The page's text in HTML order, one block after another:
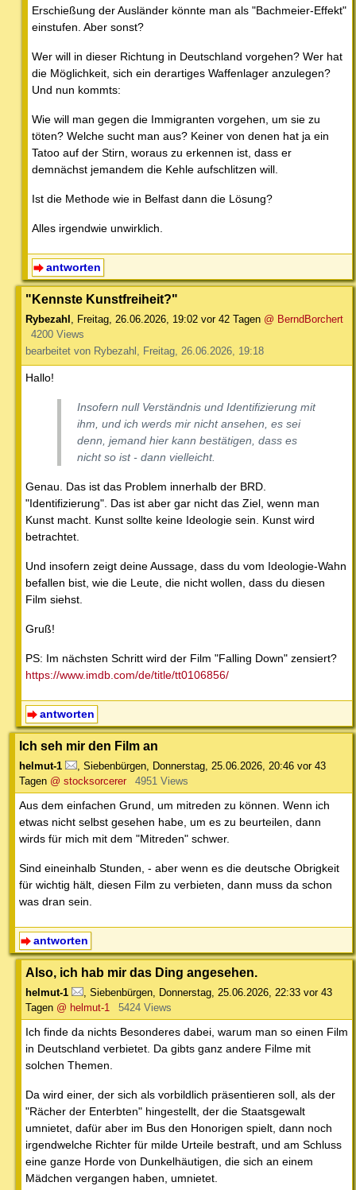
Erschießung der Ausländer könnte man als "Bachmeier-Effekt"
einstufen. Aber sonst?
Wer will in dieser Richtung in Deutschland vorgehen? Wer hat
die Möglichkeit, sich ein derartiges Waffenlager anzulegen?
Und nun kommts:
Wie will man gegen die Immigranten vorgehen, um sie zu
töten? Welche sucht man aus? Keiner von denen hat ja ein
Tatoo auf der Stirn, woraus zu erkennen ist, dass er
demnächst jemandem die Kehle aufschlitzen will.
Ist die Methode wie in Belfast dann die Lösung?
Alles irgendwie unwirklich.
antworten
"Kennste Kunstfreiheit?"
Rybezahl , Freitag, 26.06.2026, 19:02 vor 42 Tagen @ BerndBorchert
4200 Views
bearbeitet von Rybezahl, Freitag, 26.06.2026, 19:18
Hallo!
Insofern null Verständnis und Identifizierung mit
ihm, und ich werds mir nicht ansehen, es sei
denn, jemand hier kann bestätigen, dass es
nicht so ist - dann vielleicht.
Genau. Das ist das Problem innerhalb der BRD.
"Identifizierung". Das ist aber gar nicht das Ziel, wenn man
Kunst macht. Kunst sollte keine Ideologie sein. Kunst wird
betrachtet.
Und insofern zeigt deine Aussage, dass du vom Ideologie-Wahn
befallen bist, wie die Leute, die nicht wollen, dass du diesen
Film siehst.
Gruß!
PS: Im nächsten Schritt wird der Film "Falling Down" zensiert?
https://www.imdb.com/de/title/tt0106856/
antworten
Ich seh mir den Film an
helmut-1 Siebenbürgen Donnerstag, 25.06.2026, 20:46 vor 43
Tagen @ stocksorcerer 4951 Views
Aus dem einfachen Grund, um mitreden zu können. Wenn ich
etwas nicht selbst gesehen habe, um es zu beurteilen, dann
wirds für mich mit dem "Mitreden" schwer.
Sind eineinhalb Stunden, - aber wenn es die deutsche Obrigkeit
für wichtig hält, diesen Film zu verbieten, dann muss da schon
was dran sein.
antworten
Also, ich hab mir das Ding angesehen.
helmut-1 Siebenbürgen Donnerstag, 25.06.2026, 22:33 vor 43
Tagen @ helmut-1 5424 Views
Ich finde da nichts Besonderes dabei, warum man so einen Film
in Deutschland verbietet. Da gibts ganz andere Filme mit
solchen Themen.
Da wird einer, der sich als vorbildlich präsentieren soll, als der
"Rächer der Enterbten" hingestellt, der die Staatsgewalt
umnietet, dafür aber im Bus den Honorigen spielt, dann noch
irgendwelche Richter für milde Urteile bestraft, und am Schluss
eine ganze Horde von Dunkelhäutigen, die sich an einem
Mädchen vergangen haben, umnietet.